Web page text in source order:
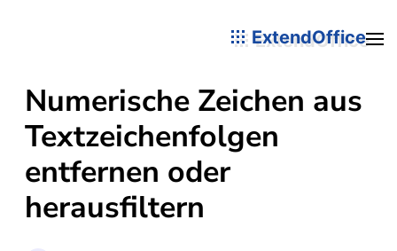
ExtendOffice
Numerische Zeichen aus
Textzeichenfolgen
entfernen oder
herausfiltern